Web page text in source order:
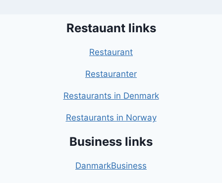
Restauant links
Restaurant
Restauranter
Restaurants in Denmark
Restaurants in Norway
Business links
DanmarkBusiness